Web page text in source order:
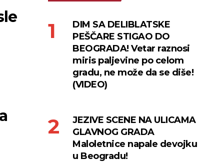
DIM SA DELIBLATSKE
PEŠČARE STIGAO DO
BEOGRADA! Vetar raznosi
miris paljevine po celom
gradu, ne može da se diše!
(VIDEO)
JEZIVE SCENE NA ULICAMA
GLAVNOG GRADA
Maloletnice napale devojku
u Beogradu!